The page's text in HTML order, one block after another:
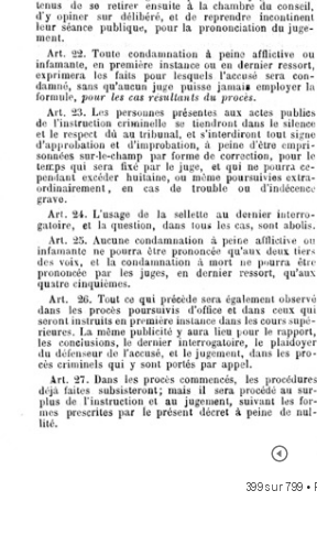
399 sur 799 •